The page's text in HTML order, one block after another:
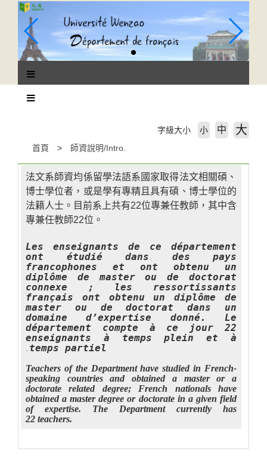
區
首頁 師資說明/Intro.
字級大小 小 中 大
法文系師資均係留學法語系國家取得法文相關碩、
博士學位者，或是學有專精且具有碩、博士學位的
法籍人士。目前系上共有22位專兼任教師，其中含
專兼任教師22位。
Les enseignants de ce département
ont étudié dans des pays
francophones et ont obtenu un
diplôme de master ou de doctorat
connexe ; les ressortissants
français ont obtenu un diplôme de
master ou de doctorat dans un
domaine d’expertise donné. Le
département compte à ce jour 22
enseignants à temps plein et à
temps partiel
.
Teachers of the Department have studied in French-
speaking countries and obtained a master or a
doctorate related degree; French nationals have
obtained a master degree or doctorate in a given field
of expertise. The Department currently has
22 teachers.